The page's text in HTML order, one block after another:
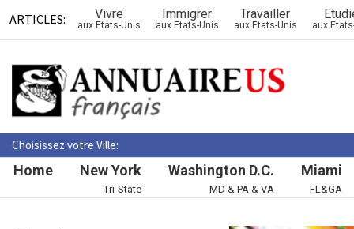
ARTICLES: Vivre
aux Etats-Unis
Immigrer
aux Etats-Unis
Travailler
aux Etats-Unis aux
Choisissez votre Ville:
Home New York
Tri-State
Washington D.C.
MD & PA & VA
Miami
FL&GA